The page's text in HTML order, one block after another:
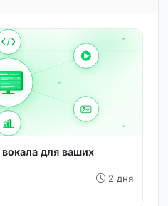
для ваших
2 дня